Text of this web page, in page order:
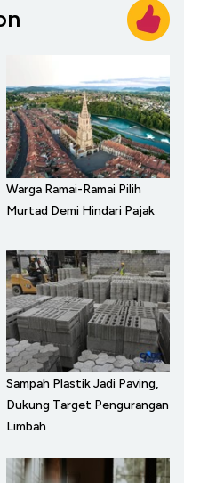
Warga Ramai-Ramai Pilih
Murtad Demi Hindari Pajak
Sampah Plastik Jadi Paving,
Dukung Target Pengurangan
Limbah